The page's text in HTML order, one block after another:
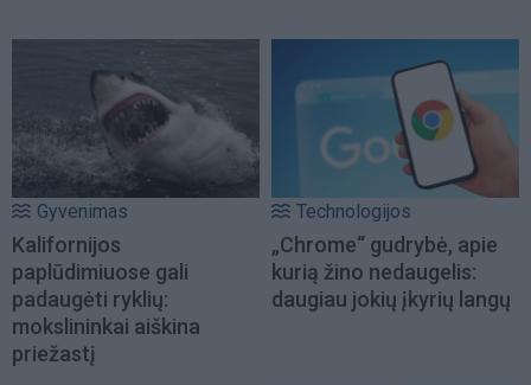
Gyvenimas
Kalifornijos
paplūdimiuose gali
padaugėti ryklių:
mokslininkai aiškina
priežastį
Technologijos
„Chrome“ gudrybė, apie
kurią žino nedaugelis:
daugiau jokių įkyrių langų